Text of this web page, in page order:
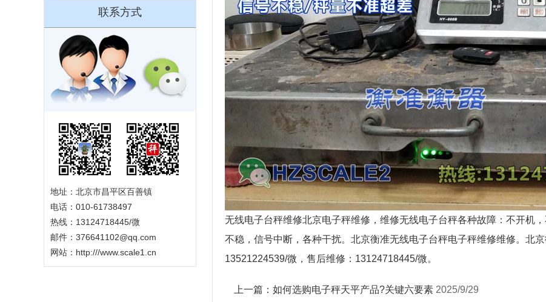
1
联系方式
地址：北京市昌平区百善镇
电话：010-61738497
热线：13124718445/微
邮件：376641102@qq.com
网站： http:///www.scale1.cn
无线电子台秤维修北京电子秤维修， 维修无线电子台秤各种故障：不开机
不稳，信号中断，各种干扰。北京衡准无线电子台秤电子秤维修维修。北京
13521224539/微，售后维修：13124718445/微。
上一篇： 如何选购电子秤天平产品?关键六要素 2025/9/29